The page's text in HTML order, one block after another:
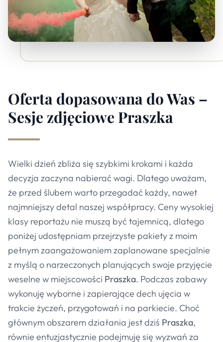
Oferta dopasowana do Was –
Sesje zdjęciowe Praszka
Wielki dzień zbliża się szybkimi krokami i każda
decyzja zaczyna nabierać wagi. Dlatego uważam,
że przed ślubem warto przegadać każdy, nawet
najmniejszy detal naszej współpracy. Ceny wysokiej
klasy reportażu nie muszą być tajemnicą, dlatego
poniżej udostępniam przejrzyste pakiety z moim
pełnym zaangażowaniem zaplanowane specjalnie
z myślą o narzeczonych planujących swoje przyjęcie
weselne w miejscowości Praszka. Podczas zabawy
wykonuję wyborne i zapierające dech ujęcia w
trakcie życzeń, przygotowań i na parkiecie. Choć
głównym obszarem działania jest dziś Praszka,
równie entuzjastycznie podejmuję się wyzwań za